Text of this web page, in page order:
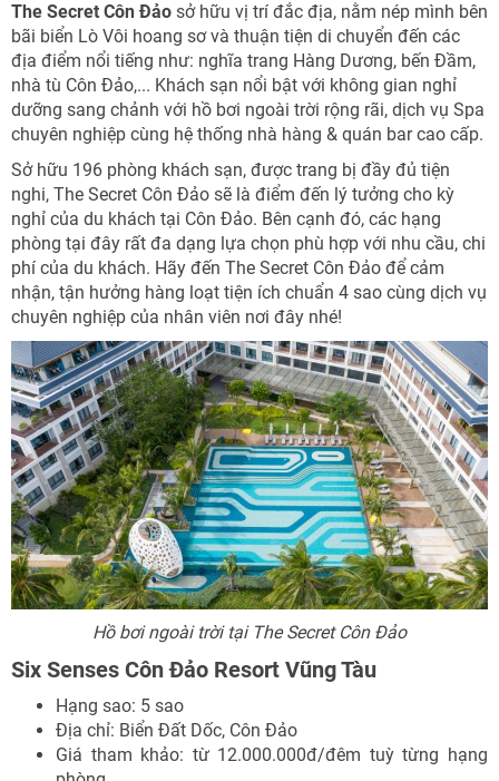
The Secret Côn Đảo sở hữu vị trí đắc địa, nằm nép mình bên
bãi biển Lò Vôi hoang sơ và thuận tiện di chuyển đến các
địa điểm nổi tiếng như: nghĩa trang Hàng Dương, bến Đầm,
nhà tù Côn Đảo,... Khách sạn nổi bật với không gian nghỉ
dưỡng sang chảnh với hồ bơi ngoài trời rộng rãi, dịch vụ Spa
chuyên nghiệp cùng hệ thống nhà hàng & quán bar cao cấp.
Sở hữu 196 phòng khách sạn, được trang bị đầy đủ tiện
nghi, The Secret Côn Đảo sẽ là điểm đến lý tưởng cho kỳ
nghỉ của du khách tại Côn Đảo. Bên cạnh đó, các hạng
phòng tại đây rất đa dạng lựa chọn phù hợp với nhu cầu, chi
phí của du khách. Hãy đến The Secret Côn Đảo để cảm
nhận, tận hưởng hàng loạt tiện ích chuẩn 4 sao cùng dịch vụ
chuyên nghiệp của nhân viên nơi đây nhé!
Hồ bơi ngoài trời tại The Secret Côn Đảo
Six Senses Côn Đảo Resort Vũng Tàu
Hạng sao: 5 sao
Địa chỉ: Biển Đất Dốc, Côn Đảo
Giá tham khảo: từ 12.000.000đ/đêm tuỳ từng hạng